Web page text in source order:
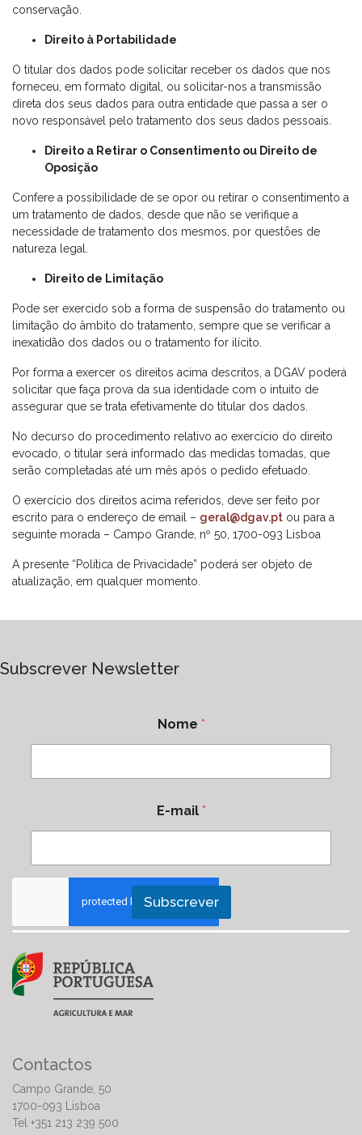
conservação.
Direito à Portabilidade
O titular dos dados pode solicitar receber os dados que nos
forneceu, em formato digital, ou solicitar-nos a transmissão
direta dos seus dados para outra entidade que passa a ser o
novo responsável pelo tratamento dos seus dados pessoais.
Direito a Retirar o Consentimento ou Direito de
Oposição
Confere a possibilidade de se opor ou retirar o consentimento a
um tratamento de dados, desde que não se verifique a
necessidade de tratamento dos mesmos, por questões de
natureza legal.
Direito de Limitação
Pode ser exercido sob a forma de suspensão do tratamento ou
limitação do âmbito do tratamento, sempre que se verificar a
inexatidão dos dados ou o tratamento for ilícito.
Por forma a exercer os direitos acima descritos, a DGAV poderá
solicitar que faça prova da sua identidade com o intuito de
assegurar que se trata efetivamente do titular dos dados.
No decurso do procedimento relativo ao exercício do direito
evocado, o titular será informado das medidas tomadas, que
serão completadas até um mês após o pedido efetuado.
O exercício dos direitos acima referidos, deve ser feito por
escrito para o endereço de email – geral@dgav.pt ou para a
seguinte morada – Campo Grande, nº 50, 1700-093 Lisboa
A presente “Política de Privacidade” poderá ser objeto de
atualização, em qualquer momento.
Subscrever Newsletter
Nome *
E-mail *
Subscrever
Contactos
Campo Grande, 50
1700-093 Lisboa
Tel +351 213 239 500